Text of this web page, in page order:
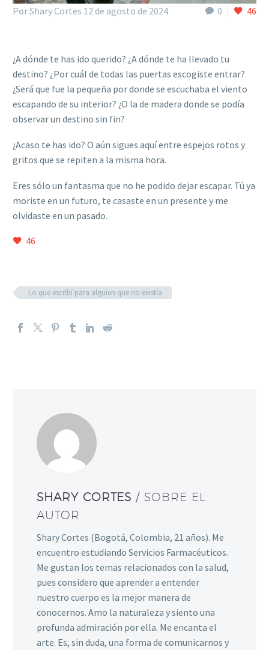
0 46
Por Shary Cortes 12 de agosto de 2024
¿A dónde te has ido querido? ¿A dónde te ha llevado tu
destino? ¿Por cuál de todas las puertas escogiste entrar?
¿Será que fue la pequeña por donde se escuchaba el viento
escapando de su interior? ¿O la de madera donde se podía
observar un destino sin fin?
¿Acaso te has ido? O aún sigues aquí entre espejos rotos y
gritos que se repiten a la misma hora.
Eres sólo un fantasma que no he podido dejar escapar. Tú ya
moriste en un futuro, te casaste en un presente y me
olvidaste en un pasado.
46
Lo que escribí para alguien que no existía
SHARY CORTES / SOBRE EL
AUTOR
Shary Cortes (Bogotá, Colombia, 21 años). Me
encuentro estudiando Servicios Farmacéuticos.
Me gustan los temas relacionados con la salud,
pues considero que aprender a entender
nuestro cuerpo es la mejor manera de
conocernos. Amo la naturaleza y siento una
profunda admiración por ella. Me encanta el
arte. Es, sin duda, una forma de comunicarnos y